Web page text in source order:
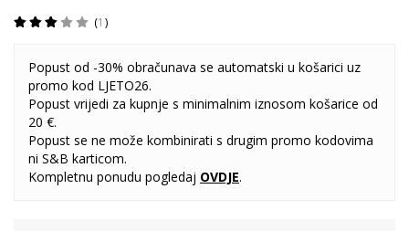
1
Popust od -30% obračunava se automatski u košarici uz
promo kod LJETO26.
Popust vrijedi za kupnje s minimalnim iznosom košarice od
20 €.
Popust se ne može kombinirati s drugim promo kodovima
ni S&B karticom.
Kompletnu ponudu pogledaj OVDJE.